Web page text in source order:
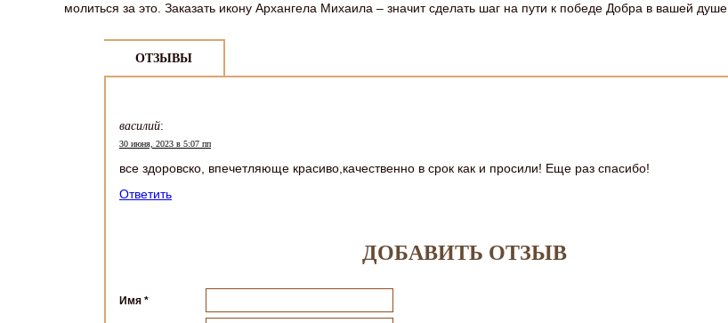
молиться за это. Заказать икону Архангела Михаила – значит сделать шаг на пути к победе Добра в вашей душе.
ОТЗЫВЫ
василий:
30 июня, 2023 в 5:07 пп
все здоровско, впечетляюще красиво,качественно в срок как и просили! Еще раз спасибо!
Ответить
ДОБАВИТЬ ОТЗЫВ
Имя *